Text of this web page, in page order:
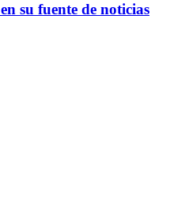
en su fuente de noticias